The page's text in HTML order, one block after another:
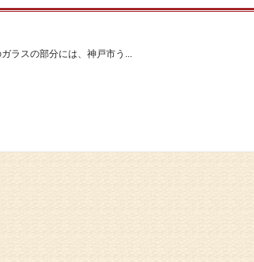
ラスの部分には、神戸市う...